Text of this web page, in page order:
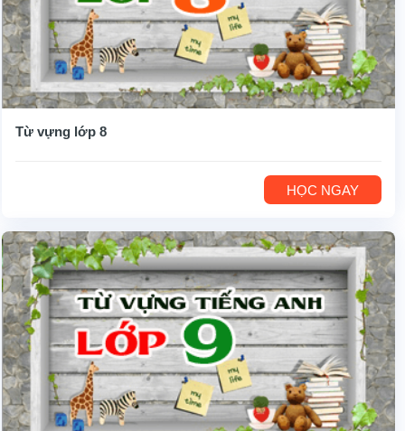
Từ vựng lớp 8
HỌC NGAY